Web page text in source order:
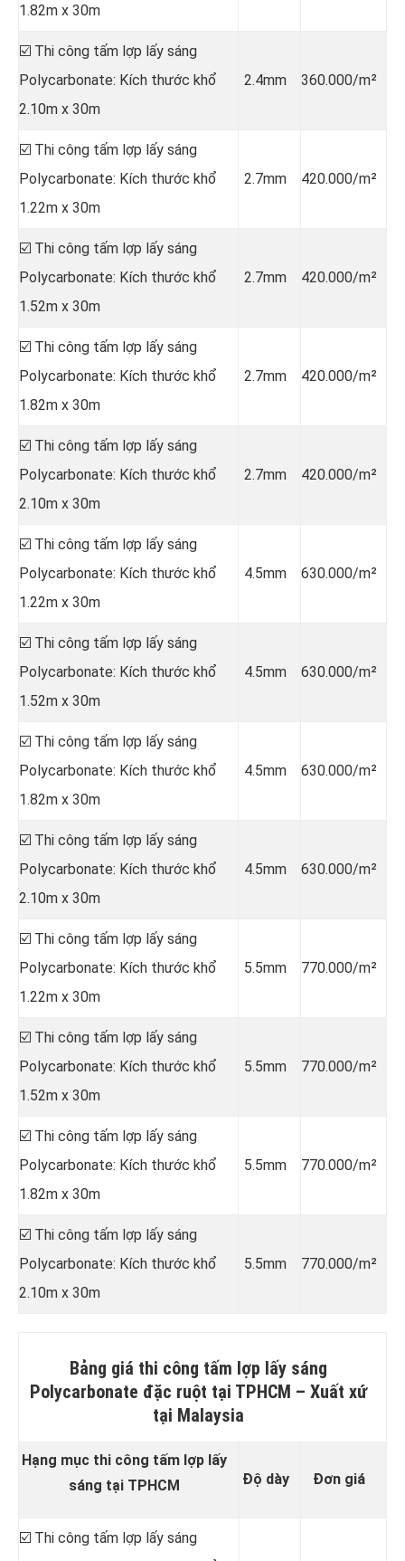
1.82m x 30m
☑️ Thi công tấm lợp lấy sáng
Polycarbonate: Kích thước khổ
2.10m x 30m
2.4mm 360.000/m²
☑️ Thi công tấm lợp lấy sáng
Polycarbonate: Kích thước khổ
1.22m x 30m
2.7mm 420.000/m²
☑️ Thi công tấm lợp lấy sáng
Polycarbonate: Kích thước khổ
1.52m x 30m
2.7mm 420.000/m²
☑️ Thi công tấm lợp lấy sáng
Polycarbonate: Kích thước khổ
1.82m x 30m
2.7mm 420.000/m²
☑️ Thi công tấm lợp lấy sáng
Polycarbonate: Kích thước khổ
2.10m x 30m
2.7mm 420.000/m²
☑️ Thi công tấm lợp lấy sáng
Polycarbonate: Kích thước khổ
1.22m x 30m
4.5mm 630.000/m²
☑️ Thi công tấm lợp lấy sáng
Polycarbonate: Kích thước khổ
1.52m x 30m
4.5mm 630.000/m²
☑️ Thi công tấm lợp lấy sáng
Polycarbonate: Kích thước khổ
1.82m x 30m
4.5mm 630.000/m²
☑️ Thi công tấm lợp lấy sáng
Polycarbonate: Kích thước khổ
2.10m x 30m
4.5mm 630.000/m²
☑️ Thi công tấm lợp lấy sáng
Polycarbonate: Kích thước khổ
1.22m x 30m
5.5mm 770.000/m²
☑️ Thi công tấm lợp lấy sáng
Polycarbonate: Kích thước khổ
1.52m x 30m
5.5mm 770.000/m²
☑️ Thi công tấm lợp lấy sáng
Polycarbonate: Kích thước khổ
1.82m x 30m
5.5mm 770.000/m²
☑️ Thi công tấm lợp lấy sáng
Polycarbonate: Kích thước khổ
2.10m x 30m
5.5mm 770.000/m²
Bảng giá thi công tấm lợp lấy sáng
Polycarbonate đặc ruột tại TPHCM – Xuất xứ
tại Malaysia
Hạng mục thi công tấm lợp lấy
sáng tại TPHCM
Độ dày Đơn giá
☑️ Thi công tấm lợp lấy sáng